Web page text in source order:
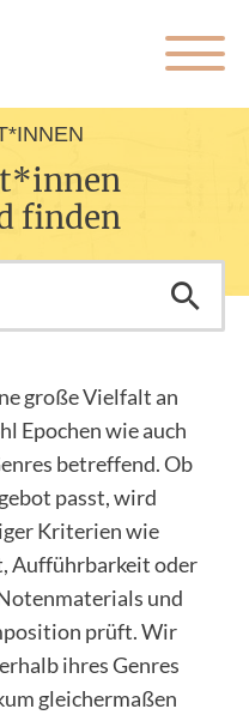
finden
große Vielfalt an
Epochen wie auch
betreffend. Ob
passt, wird
Kriterien wie
Aufführbarkeit oder
und
prüft. Wir
ihres Genres
gleichermaßen